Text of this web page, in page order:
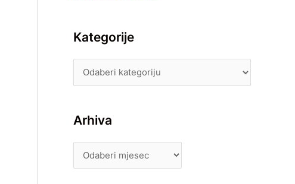
Kategorije
Arhiva